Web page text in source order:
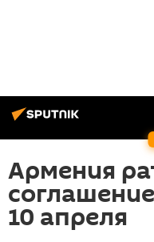
Армения
10 апреля